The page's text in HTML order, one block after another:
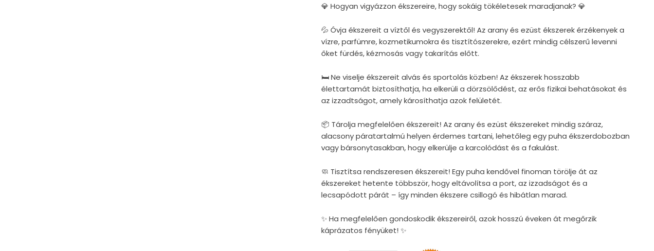
💎 Hogyan vigyázzon ékszereire, hogy sokáig tökéletesek maradjanak? 💎
💦 Óvja ékszereit a víztől és vegyszerektől! Az arany és ezüst ékszerek érzékenyek a
vízre, parfümre, kozmetikumokra és tisztítószerekre, ezért mindig célszerű levenni
őket fürdés, kézmosás vagy takarítás előtt.
🛏 Ne viselje ékszereit alvás és sportolás közben! Az ékszerek hosszabb
élettartamát biztosíthatja, ha elkerüli a dörzsölődést, az erős fizikai behatásokat és
az izzadtságot, amely károsíthatja azok felületét.
📦 Tárolja megfelelően ékszereit! Az arany és ezüst ékszereket mindig száraz,
alacsony páratartalmú helyen érdemes tartani, lehetőleg egy puha ékszerdobozban
vagy bársonytasakban, hogy elkerülje a karcolódást és a fakulást.
🧼 Tisztítsa rendszeresen ékszereit! Egy puha kendővel finoman törölje át az
ékszereket hetente többször, hogy eltávolítsa a port, az izzadságot és a
lecsapódott párát – így minden ékszere csillogó és hibátlan marad.
✨ Ha megfelelően gondoskodik ékszereiről, azok hosszú éveken át megőrzik
káprázatos fényüket! ✨